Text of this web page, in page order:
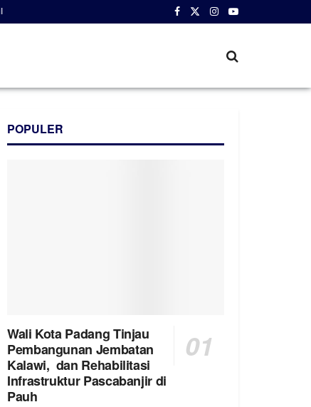
POPULER
Wali Kota Padang Tinjau
Pembangunan Jembatan
Kalawi, dan Rehabilitasi
Infrastruktur Pascabanjir di
Pauh